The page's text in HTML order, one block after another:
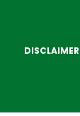
DISCLAIMER